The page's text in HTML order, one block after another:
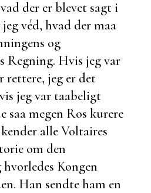
der er blevet sagt i
véd, hvad der maa
og
Regning. Hvis jeg var
rettere, jeg er det
jeg var taabeligt
saa megen Ros kurere
alleVoltaires
om den
Kongen
Han sendte ham en